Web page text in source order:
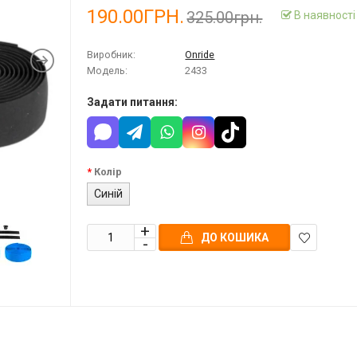
190.00ГРН.325.00грн. В наявності
Виробник:
Onride
Модель:
2433
Задати питання:
Колір
Синій
ДО КОШИКА